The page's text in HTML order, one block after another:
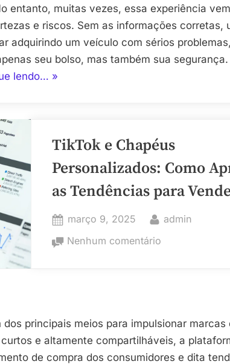
Uma
entanto, muitas vezes, essa experiência vem
e riscos. Sem as informações corretas,
adquirindo um veículo com sérios problemas,
seu bolso, mas também sua
lendo… “Consulta
Placa:
Uma
Ferramenta
Crucial
para
Compradores”
»
TikTok e Chapéus
Personalizados: Como
as Tendências para
Posted
on
março 9, 2025 By
admin
Nenhum comentárioem
Como
Aproveitar
as
dos principais meios para impulsionar marcas
e altamente compartilháveis, a
de compra dos consumidores e dita